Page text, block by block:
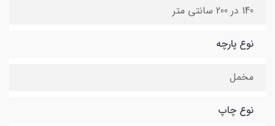
140 در 200 سانتی متر
نوع پارچه
مخمل
نوع چاپ